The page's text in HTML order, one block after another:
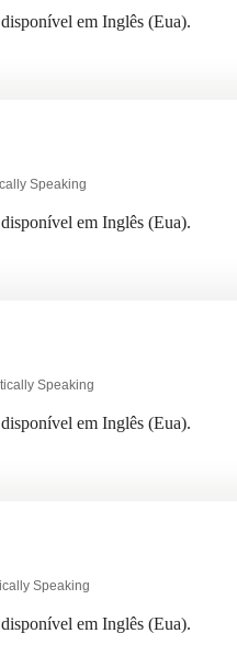
em Inglês (Eua).
Speaking
em Inglês (Eua).
Speaking
em Inglês (Eua).
Speaking
em Inglês (Eua).